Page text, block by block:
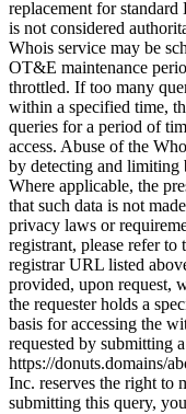
replacement for
is not considered
Whois service may be
OT&E maintenance
throttled. If too many
within a specified time,
queries for a period of
access. Abuse of the
by detecting and limiting
Where applicable, the
that such data is not
privacy laws or
registrant, please refer
registrar URL listed
provided, upon request,
the requester holds a
basis for accessing the
requested by submitting
https://donuts.domains/
Inc. reserves the right to
submitting this query,